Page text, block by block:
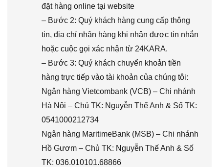
đặt hàng online tại website
– Bước 2: Quý khách hàng cung cấp thông
tin, địa chỉ nhận hàng khi nhận được tin nhắn
hoặc cuộc gọi xác nhận từ 24KARA.
– Bước 3: Quý khách chuyển khoản tiền
hàng trực tiếp vào tài khoản của chúng tôi:
Ngân hàng Vietcombank (VCB) – Chi nhánh
Hà Nội – Chủ TK: Nguyễn Thế Anh & Số TK:
0541000212734
Ngân hàng MaritimeBank (MSB) – Chi nhánh
Hồ Gươm – Chủ TK: Nguyễn Thế Anh & Số
TK: 036.010101.68866